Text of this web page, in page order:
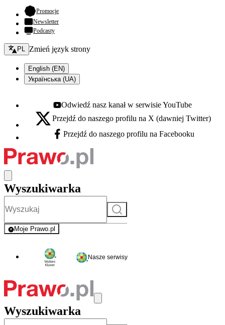
Promocje- otwiera się w nowej karcie
Newsletter
Podcasty
Zmień język - bieżący:
PL Zmień język strony
English (EN)
Українська (UA)
Youtube - otwiera się w nowej karcie
Odwiedź nasz kanał w serwisie YouTube
X - otwiera się w nowej karcie
Przejdź do naszego profilu na X (dawniej Twitter)
Facebook - otwiera się w nowej karcie
Przejdź do naszego profilu na Facebooku
Wyszukiwarka
Szukaj
Moje Prawo.pl
- rejestracja i logowanie do serwisu
Nasze serwisy
Wyszukiwarka